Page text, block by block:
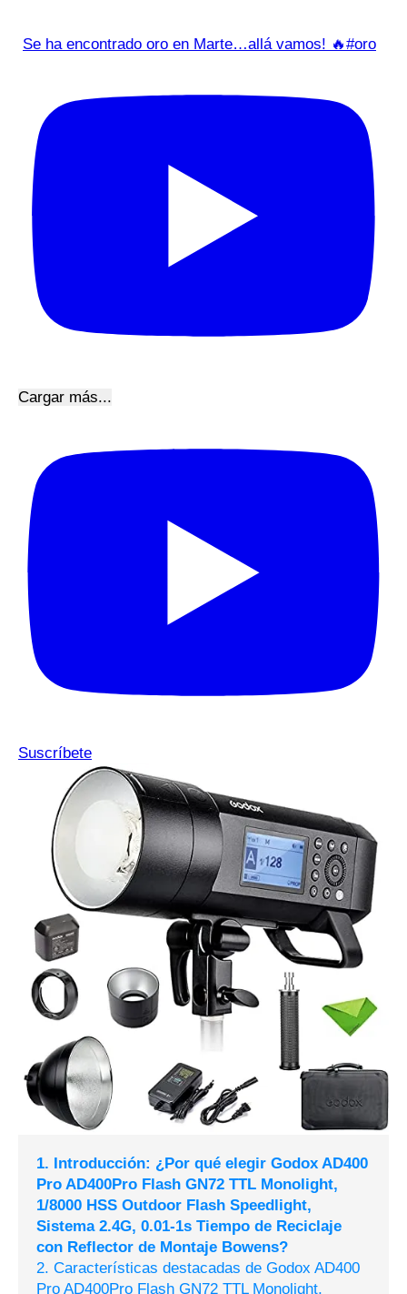
Se ha encontrado oro en Marte…allá vamos! 🔥#oro
Cargar más...
Suscríbete
1. Introducción: ¿Por qué elegir Godox AD400
Pro AD400Pro Flash GN72 TTL Monolight,
1/8000 HSS Outdoor Flash Speedlight,
Sistema 2.4G, 0.01-1s Tiempo de Reciclaje
con Reflector de Montaje Bowens?
2. Características destacadas de Godox AD400
Pro AD400Pro Flash GN72 TTL Monolight,